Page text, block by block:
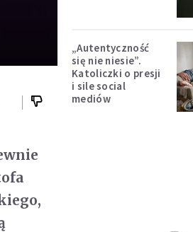
„Autentyczność
się nie niesie”.
Katoliczki o presji
i sile social
mediów